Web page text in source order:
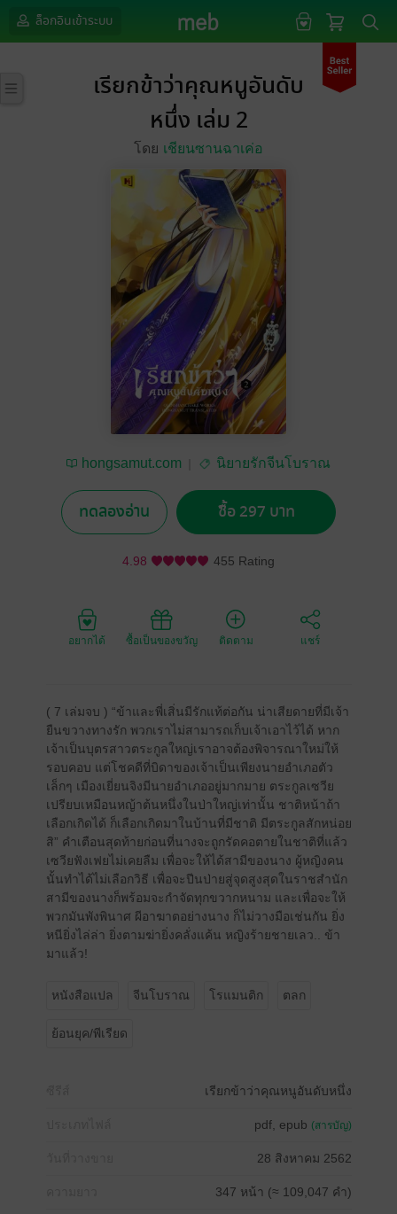
ล็อกอินเข้าระบบ
เรียกข้าว่าคุณหนูอันดับ
หนึ่ง เล่ม 2
โดย เชียนซานฉาเค่อ
hongsamut.com นิยายรักจีนโบราณ
ทดลองอ่าน ซื้อ 297 บาท
4.98 455 Rating
อยากได้ ซื้อเป็นของขวัญ ติดตาม แชร์
( 7 เล่มจบ ) “ข้าและพี่เสิ่นมีรักแท้ต่อกัน น่าเสียดายที่มีเจ้า
ยืนขวางทางรัก พวกเราไม่สามารถเก็บเจ้าเอาไว้ได้ หาก
เจ้าเป็นบุตรสาวตระกูลใหญ่เราอาจต้องพิจารณาใหม่ให้
รอบคอบ แต่โชคดีที่บิดาของเจ้าเป็นเพียงนายอำเภอตัว
เล็กๆ เมืองเยี่ยนจิงมีนายอำเภออยู่มากมาย ตระกูลเซวีย
เปรียบเหมือนหญ้าต้นหนึ่งในป่าใหญ่เท่านั้น ชาติหน้าถ้า
เลือกเกิดได้ ก็เลือกเกิดมาในบ้านที่มีชาติ มีตระกูลสักหน่อย
สิ” คำเตือนสุดท้ายก่อนที่นางจะถูกรัดคอตายในชาติที่แล้ว
เซวียฟังเฟยไม่เคยลืม เพื่อจะให้ได้สามีของนาง ผู้หญิงคน
นั้นทำได้ไม่เลือกวิธี เพื่อจะปีนป่ายสู่จุดสูงสุดในราชสำนัก
สามีของนางก็พร้อมจะกำจัดทุกขวากหนาม และเพื่อจะให้
พวกมันพังพินาศ ผีอาฆาตอย่างนาง ก็ไม่วางมือเช่นกัน ยิ่ง
หนียิ่งไล่ล่า ยิ่งตามฆ่ายิ่งคลั่งแค้น หญิงร้ายชายเลว.. ข้า
มาแล้ว!
หนังสือแปล จีนโบราณ โรแมนติก ตลก
ย้อนยุค/พีเรียด
เรียกข้าว่าคุณหนูอันดับหนึ่ง
pdf, epub (สารบัญ)
28 สิงหาคม 2562
347 หน้า (≈ 109,047 คำ)